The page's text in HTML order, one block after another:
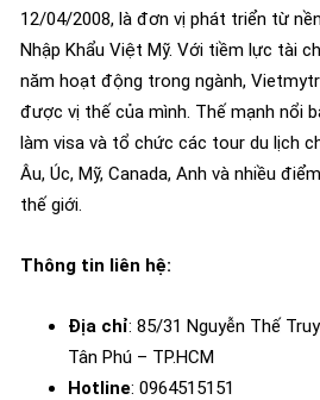
12/04/2008, là đơn vị phát triển từ
Nhập Khẩu Việt Mỹ. Với tiềm lực tài
năm hoạt động trong ngành,
được vị thế của mình. Thế mạnh nổi
làm visa và tổ chức các tour du lịch
Âu, Úc, Mỹ, Canada, Anh và nhiều
thế giới.
Thông tin liên hệ:
Địa chỉ: 85/31 Nguyễn Thế
Tân Phú – TP.HCM
Hotline: 0964515151